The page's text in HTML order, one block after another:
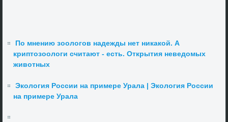
По мнению зоологов надежды нет никакой. А
криптозоологи считают - есть. Открытия неведомых
животных
Экология России на примере Урала | Экология России
на примере Урала